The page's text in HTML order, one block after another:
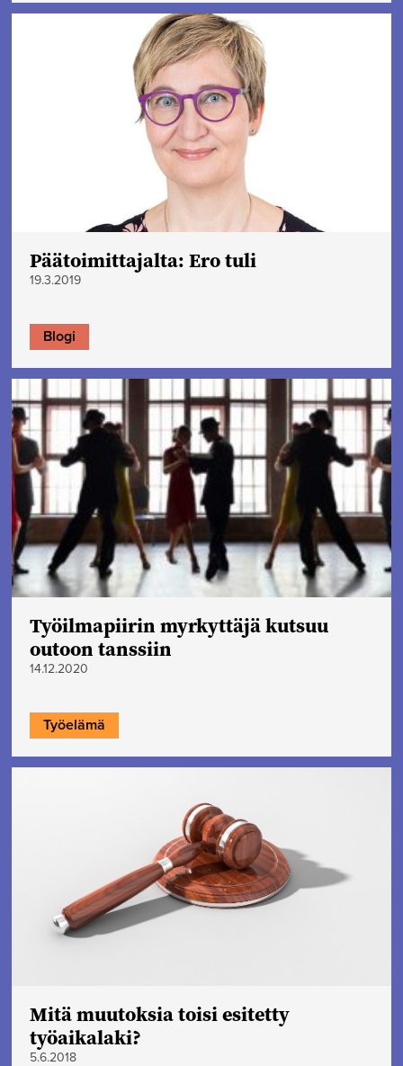
Päätoimittajalta: Ero tuli
19.3.2019
Blogi
Työilmapiirin myrkyttäjä kutsuu
outoon tanssiin
14.12.2020
Työelämä
Mitä muutoksia toisi esitetty
työaikalaki?
5.6.2018